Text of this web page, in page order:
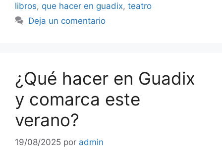
libros, que hacer en guadix, teatro
Deja un comentario
¿Qué hacer en Guadix
y comarca este
verano?
19/08/2025 por admin